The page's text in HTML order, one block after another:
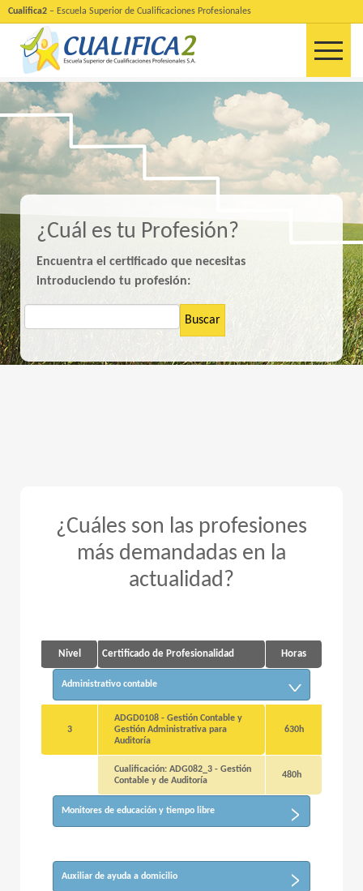
Cualifica2 – Escuela Superior de Cualificaciones Profesionales
¿Cuál es tu Profesión?
Encuentra el certificado que necesitas
introduciendo tu profesión:
Buscar
¿Cuáles son las profesiones
más demandadas en la
actualidad?
Nivel Certificado de Profesionalidad Horas
Administrativo contable
3
ADGD0108 - Gestión Contable y
Gestión Administrativa para
Auditoría
630h
Cualificación: ADG082_3 - Gestión
Contable y de Auditoría
480h
Monitores de educación y tiempo libre
Auxiliar de ayuda a domicilio